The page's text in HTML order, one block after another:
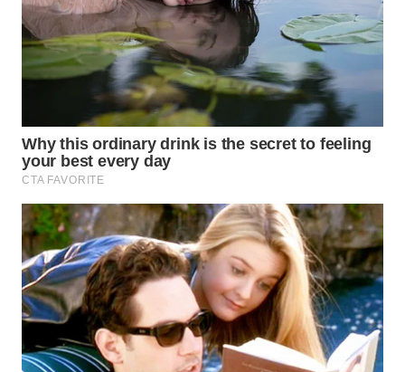
KARO
SIMALUNGUN
WN
LABUHANBATU
WN
TAPANULI
TENGAH
WN DELI
SERDANG